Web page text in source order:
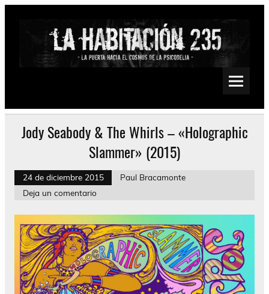
Saltar
Psychedelic, Stoner, Doom, Sludge, Fuzz, Space, Drone
Jody Seabody & The Whirls – «Holographic
Slammer» (2015)
24 de diciembre 2015
Paul Bracamonte
Deja un comentario